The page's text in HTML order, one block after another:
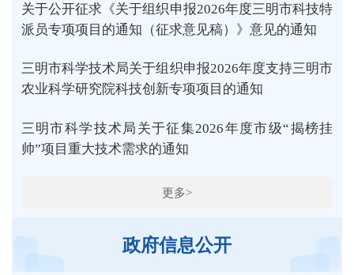
关于公开征求《关于组织申报2026年度三明市科技特
派员专项项目的通知（征求意见稿）》意见的通知
三明市科学技术局关于组织申报2026年度支持三明市
农业科学研究院科技创新专项项目的通知
三明市科学技术局关于征集2026年度市级“揭榜挂
帅”项目重大技术需求的通知
更多>
政府信息公开